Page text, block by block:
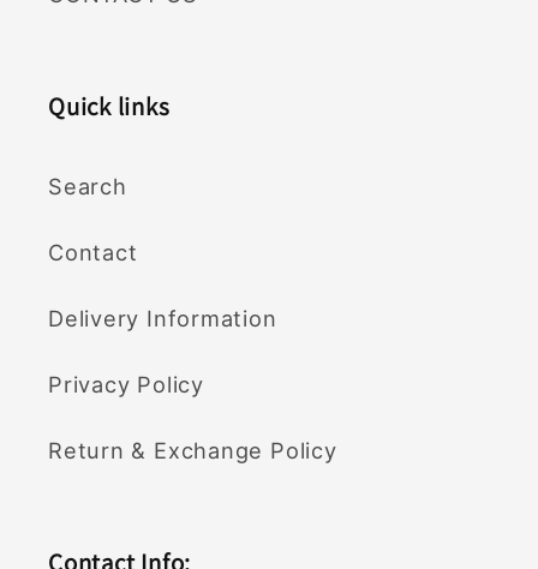
Quick links
Search
Contact
Delivery Information
Privacy Policy
Return & Exchange Policy
Contact Info: